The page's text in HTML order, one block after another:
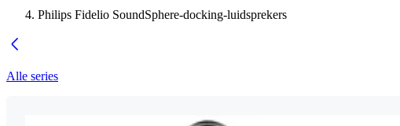
Philips Fidelio SoundSphere-docking-luidsprekers
Alle series